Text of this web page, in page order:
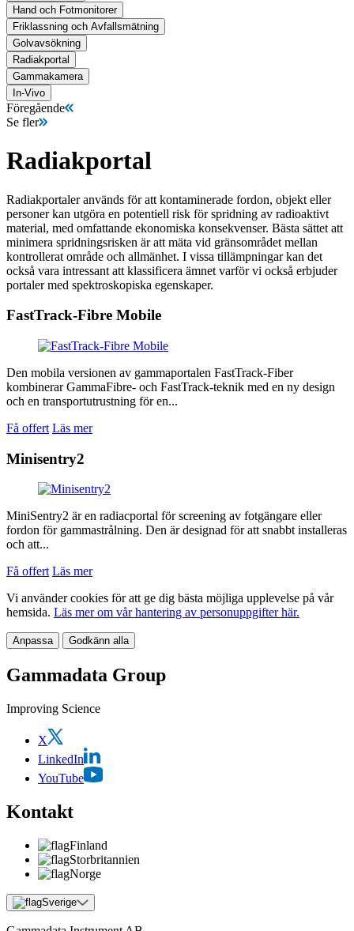
Hand och Fotmonitorer
Friklassning och Avfallsmätning
Golvavsökning
Radiakportal
Gammakamera
In-Vivo
Föregående
Se fler
Radiakportal
Radiakportaler används för att kontaminerade fordon, objekt eller
personer kan utgöra en potentiell risk för spridning av radioaktivt
material, med omfattande ekonomiska konsekvenser. Bästa sättet att
minimera spridningsrisken är att mäta vid gränsområdet mellan
kontrollerat område och allmänhet. I vissa tillämpningar kan det
också vara intressant att klassificera ämnet varför vi också erbjuder
portaler med spektroskopiska egenskaper.
FastTrack-Fibre Mobile
Den mobila versionen av gammaportalen FastTrack-Fiber
kombinerar GammaFibre- och FastTrack-teknik med en ny design
och en transportutrustning för en...
Få offert Läs mer
Minisentry2
MiniSentry2 är en radiacportal för screening av fotgängare eller
fordon för gammastrålning. Den är designad för att snabbt installeras
och att...
Få offert Läs mer
Vi använder cookies för att ge dig bästa möjliga upplevelse på vår
hemsida. Läs mer om vår hantering av personuppgifter här.
Anpassa Godkänn alla
Gammadata Group
Improving Science
X
LinkedIn
YouTube
Kontakt
Finland
Storbritannien
Norge
Sverige